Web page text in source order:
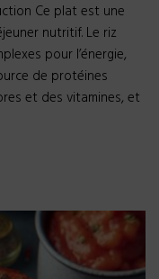
Ce plat est une
nutritif. Le riz
pour l’énergie,
de protéines
et des vitamines, et